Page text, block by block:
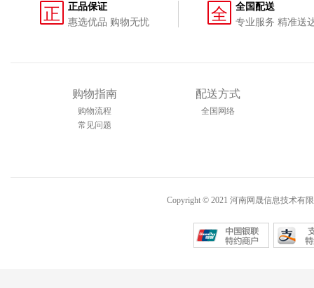
正
正品保证
惠选优品 购物无忧
全
全国配送
专业服务 精准送
购物指南
购物流程
常见问题
配送方式
全国网络
Copyright © 2021 河南网晟信息技术有